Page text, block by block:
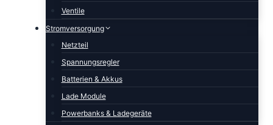
Ventile
Stromversorgung
Netzteil
Spannungsregler
Batterien & Akkus
Lade Module
Powerbanks & Ladegeräte